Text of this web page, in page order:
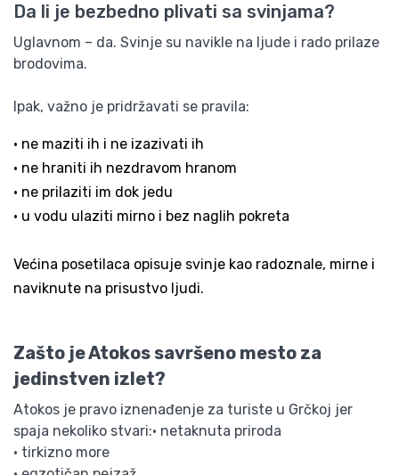
Da li je bezbedno plivati sa svinjama?
Uglavnom – da. Svinje su navikle na ljude i rado prilaze
brodovima.
Ipak, važno je pridržavati se pravila:
• ne maziti ih i ne izazivati ih
• ne hraniti ih nezdravom hranom
• ne prilaziti im dok jedu
• u vodu ulaziti mirno i bez naglih pokreta
Većina posetilaca opisuje svinje kao radoznale, mirne i
naviknute na prisustvo ljudi.
Zašto je Atokos savršeno mesto za
jedinstven izlet?
Atokos je pravo iznenađenje za turiste u Grčkoj jer
spaja nekoliko stvari:• netaknuta priroda
• tirkizno more